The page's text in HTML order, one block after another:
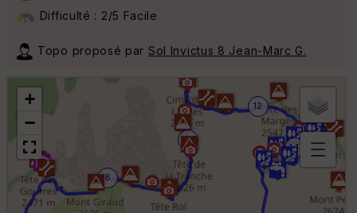
Difficulté : 2/5 Facile
Topo proposé par Sol Invictus 8 Jean-Marc G.
8
10
12
14
+
−
n